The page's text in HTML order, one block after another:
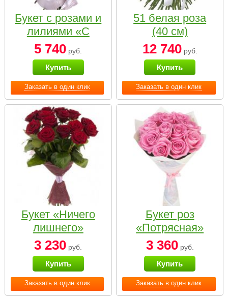
Заказать в один клик
Букет с розами и
лилиями «С
наилучшими
пожеланиями»
5 740 руб.
Купить
Заказать в один клик
51 белая роза
(40 см)
12 740руб.
Купить
Заказать в один клик
Букет «Ничего
лишнего»
3 230 руб.
Купить
Заказать в один клик
Букет роз
«Потрясная»
3 360руб.
Купить